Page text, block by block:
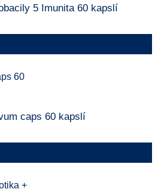
5 Imunita 60 kapslí
caps 60 kapslí